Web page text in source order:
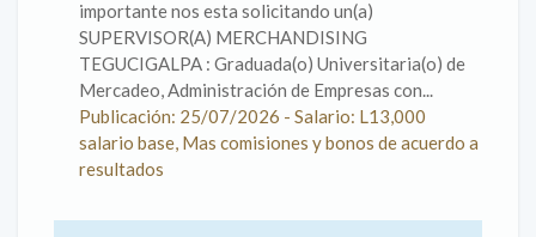
importante nos esta solicitando un(a)
SUPERVISOR(A) MERCHANDISING
TEGUCIGALPA : Graduada(o) Universitaria(o) de
Mercadeo, Administración de Empresas con...
Publicación: 25/07/2026 - Salario: L13,000
salario base, Mas comisiones y bonos de acuerdo a
resultados